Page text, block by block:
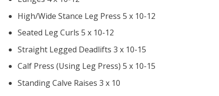
High/Wide Stance Leg Press 5 x 10-12
Seated Leg Curls 5 x 10-12
Straight Legged Deadlifts 3 x 10-15
Calf Press (Using Leg Press) 5 x 10-15
Standing Calve Raises 3 x 10